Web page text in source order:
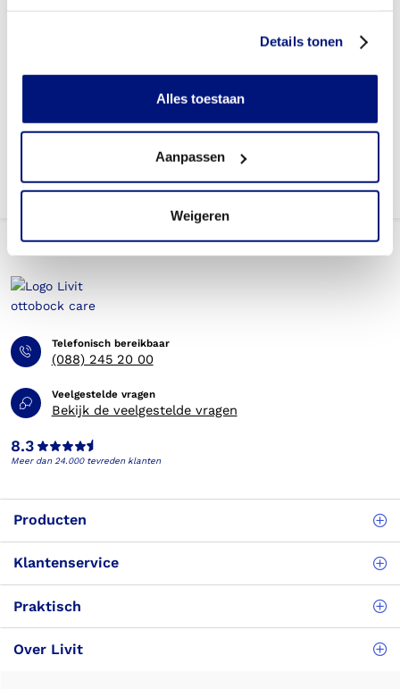
Details tonen
Alles toestaan
Aanpassen
Weigeren
hulpmiddel?
Waar kan ik meer informatie vinden over Exopulse Mollii
Telefonisch bereikbaar
(088) 245 20 00
Veelgestelde vragen
Bekijk de veelgestelde vragen
8.3
Meer dan 24.000 tevreden klanten
Producten
Klantenservice
Praktisch
Over Livit